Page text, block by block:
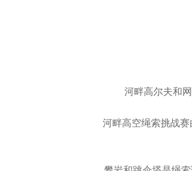
河畔高尔夫和
河畔高空绳索挑战